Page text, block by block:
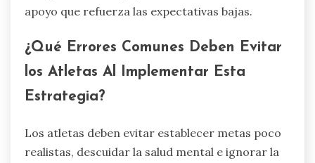
apoyo que refuerza las expectativas bajas.
¿Qué Errores Comunes Deben Evitar
los Atletas Al Implementar Esta
Estrategia?
Los atletas deben evitar establecer metas poco
realistas, descuidar la salud mental e ignorar la